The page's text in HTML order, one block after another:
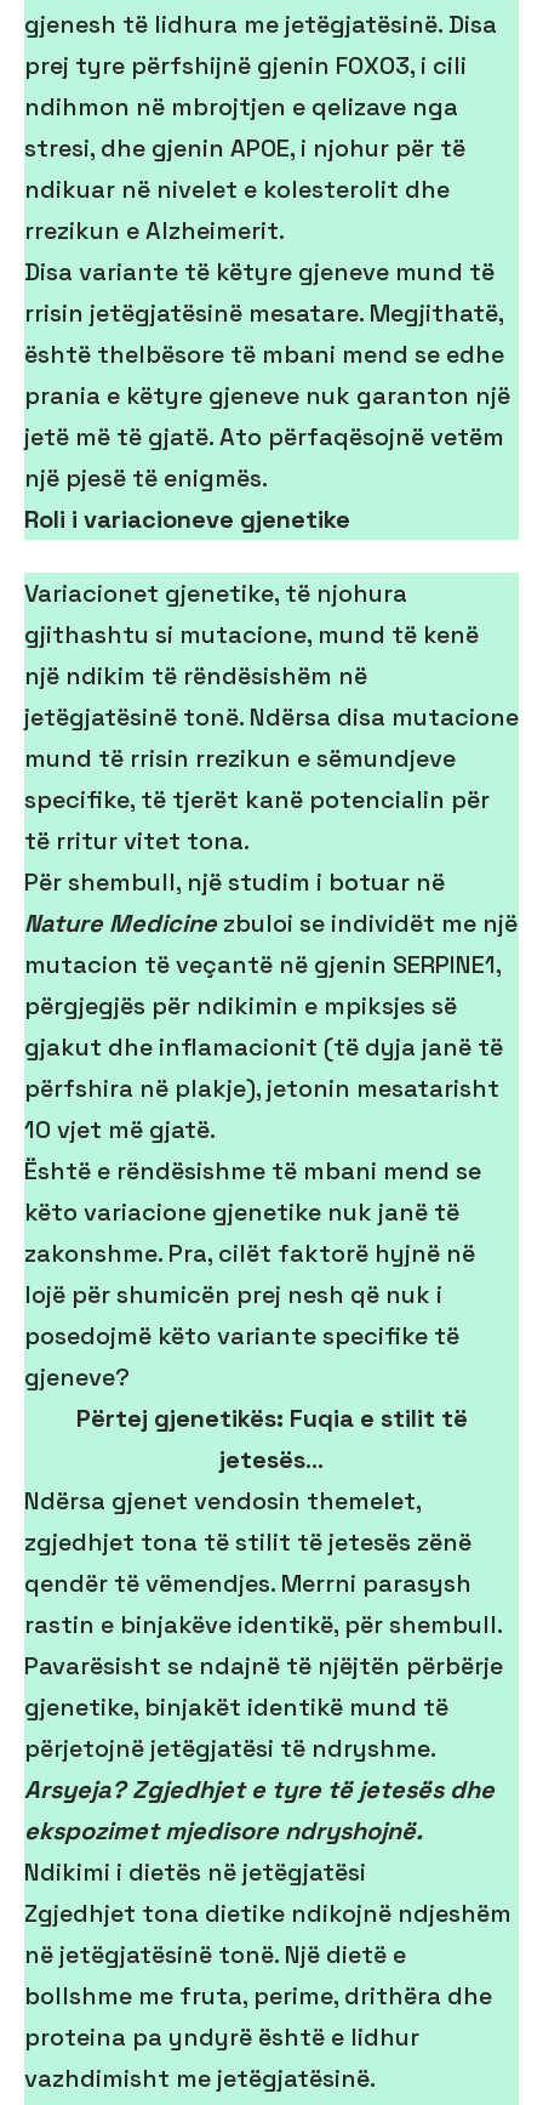
gjenesh të lidhura me jetëgjatësinë. Disa
prej tyre përfshijnë gjenin FOXO3, i cili
ndihmon në mbrojtjen e qelizave nga
stresi, dhe gjenin APOE, i njohur për të
ndikuar në nivelet e kolesterolit dhe
rrezikun e Alzheimerit.
Disa variante të këtyre gjeneve mund të
rrisin jetëgjatësinë mesatare. Megjithatë,
është thelbësore të mbani mend se edhe
prania e këtyre gjeneve nuk garanton një
jetë më të gjatë. Ato përfaqësojnë vetëm
një pjesë të enigmës.
Roli i variacioneve gjenetike
Variacionet gjenetike, të njohura
gjithashtu si mutacione, mund të kenë
një ndikim të rëndësishëm në
jetëgjatësinë tonë. Ndërsa disa mutacione
mund të rrisin rrezikun e sëmundjeve
specifike, të tjerët kanë potencialin për
të rritur vitet tona.
Për shembull, një studim i botuar në
Nature Medicinezbuloi se individët me një
mutacion të veçantë në gjenin SERPINE1,
përgjegjës për ndikimin e mpiksjes së
gjakut dhe inflamacionit (të dyja janë të
përfshira në plakje), jetonin mesatarisht
10 vjet më gjatë.
Është e rëndësishme të mbani mend se
këto variacione gjenetike nuk janë të
zakonshme. Pra, cilët faktorë hyjnë në
lojë për shumicën prej nesh që nuk i
posedojmë këto variante specifike të
gjeneve?
Përtej gjenetikës: Fuqia e stilit të
jetesës…
Ndërsa gjenet vendosin themelet,
zgjedhjet tona të stilit të jetesës zënë
qendër të vëmendjes. Merrni parasysh
rastin e binjakëve identikë, për shembull.
Pavarësisht se ndajnë të njëjtën përbërje
gjenetike, binjakët identikë mund të
përjetojnë jetëgjatësi të ndryshme.
Arsyeja? Zgjedhjet e tyre të jetesës dhe
ekspozimet mjedisore ndryshojnë.
Ndikimi i dietës në jetëgjatësi
Zgjedhjet tona dietike ndikojnë ndjeshëm
në jetëgjatësinë tonë. Një dietë e
bollshme me fruta, perime, drithëra dhe
proteina pa yndyrë është e lidhur
vazhdimisht me jetëgjatësinë.